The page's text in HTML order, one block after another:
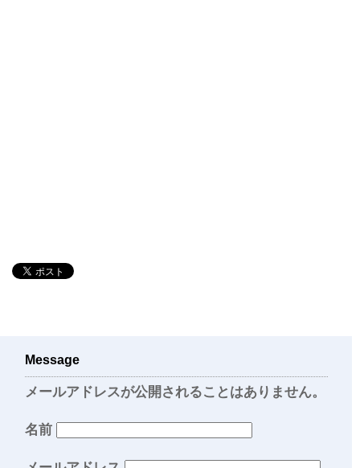
Message
メールアドレスが公開されることはありません。
名前